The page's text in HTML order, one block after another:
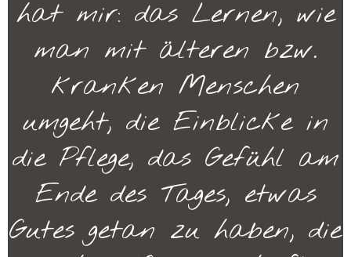
hat mir: das Lernen, wie
man mit älteren bzw.
kranken Menschen
umgeht, die Einblicke in
die Pflege, das Gefühl am
Ende des Tages, etwas
Gutes getan zu haben, die